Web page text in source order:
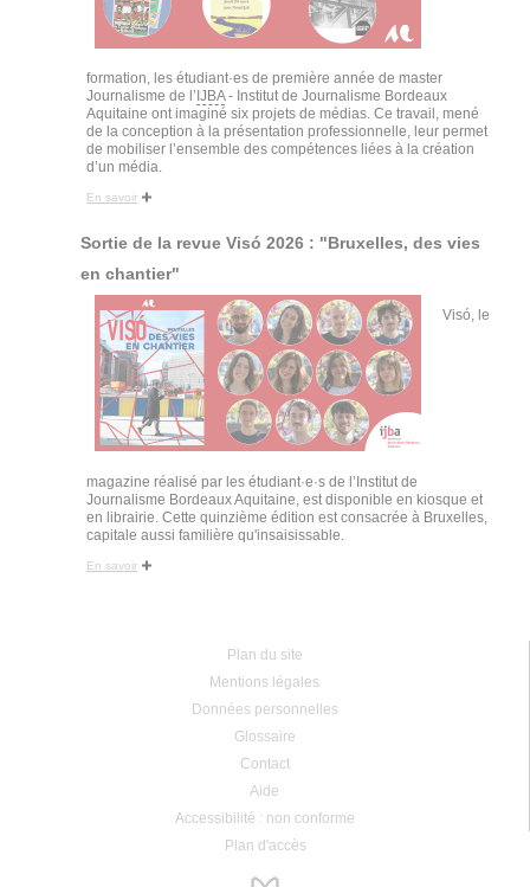
formation, les étudiant·es de première année de master
Journalisme de l’ IJBA- Institut de Journalisme Bordeaux
Aquitaine ont imaginé six projets de médias. Ce travail, mené
de la conception à la présentation professionnelle, leur permet
de mobiliser l’ensemble des compétences liées à la création
d’un média.
En savoir
Sortie de la revue Visó 2026 : "Bruxelles, des vies
en chantier"
Visó, le
magazine réalisé par les étudiant·e·s de l’Institut de
Journalisme Bordeaux Aquitaine, est disponible en kiosque et
en librairie. Cette quinzième édition est consacrée à Bruxelles,
capitale aussi familière qu'insaisissable.
En savoir
Plan du site
Mentions légales
Données personnelles
Glossaire
Contact
Aide
Accessibilité : non conforme
Plan d'accès